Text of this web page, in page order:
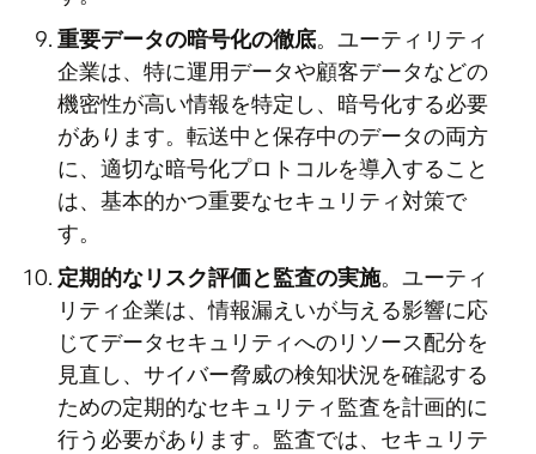
重要データの暗号化の徹底。ユーティリティ
企業は、特に運用データや顧客データなどの
機密性が高い情報を特定し、暗号化する必要
があります。転送中と保存中のデータの両方
に、適切な暗号化プロトコルを導入すること
は、基本的かつ重要なセキュリティ対策で
す。
定期的なリスク評価と監査の実施。ユーティ
リティ企業は、情報漏えいが与える影響に応
じてデータセキュリティへのリソース配分を
見直し、サイバー脅威の検知状況を確認する
ための定期的なセキュリティ監査を計画的に
行う必要があります。監査では、セキュリテ